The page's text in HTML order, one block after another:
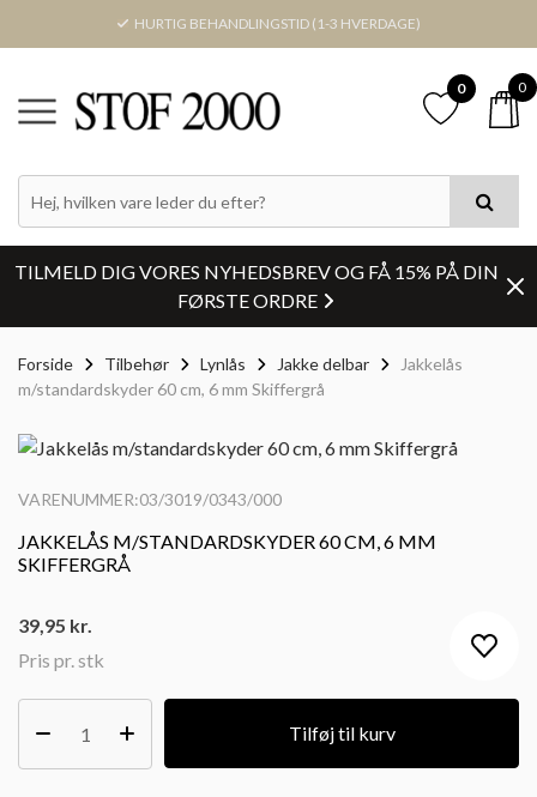
HURTIG BEHANDLINGSTID (1-3 HVERDAGE)
0 0
TILMELD DIG VORES NYHEDSBREV OG FÅ 15% PÅ DIN
FØRSTE ORDRE
Forside Tilbehør Lynlås Jakke delbar
Jakkelås
m/standardskyder 60 cm, 6 mm Skiffergrå
VARENUMMER:03/3019/0343/000
JAKKELÅS M/STANDARDSKYDER 60 CM, 6 MM
SKIFFERGRÅ
Pris pr. stk
39,95 kr.
Tilføj til kurv